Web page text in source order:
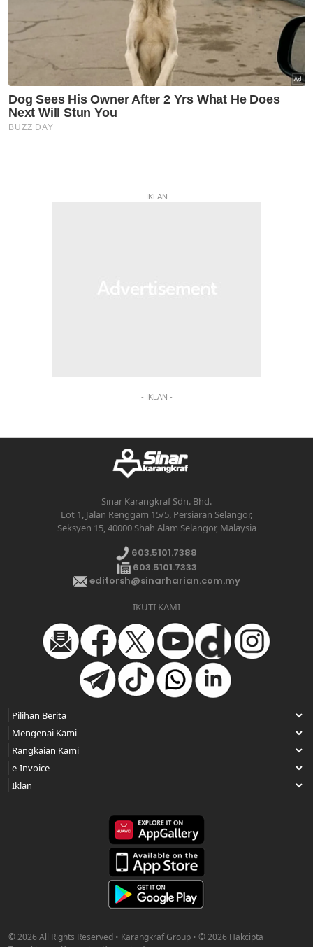
- IKLAN -
- IKLAN -
Sinar Karangkraf Sdn. Bhd.
Lot 1, Jalan Renggam 15/5, Persiaran Selangor,
Seksyen 15, 40000 Shah Alam Selangor, Malaysia
603.5101.7388
603.5101.7333
editorsh@sinarharian.com.my
IKUTI KAMI
© 2026 All Rights Reserved • Karangkraf Group • © 2026 Hakcipta